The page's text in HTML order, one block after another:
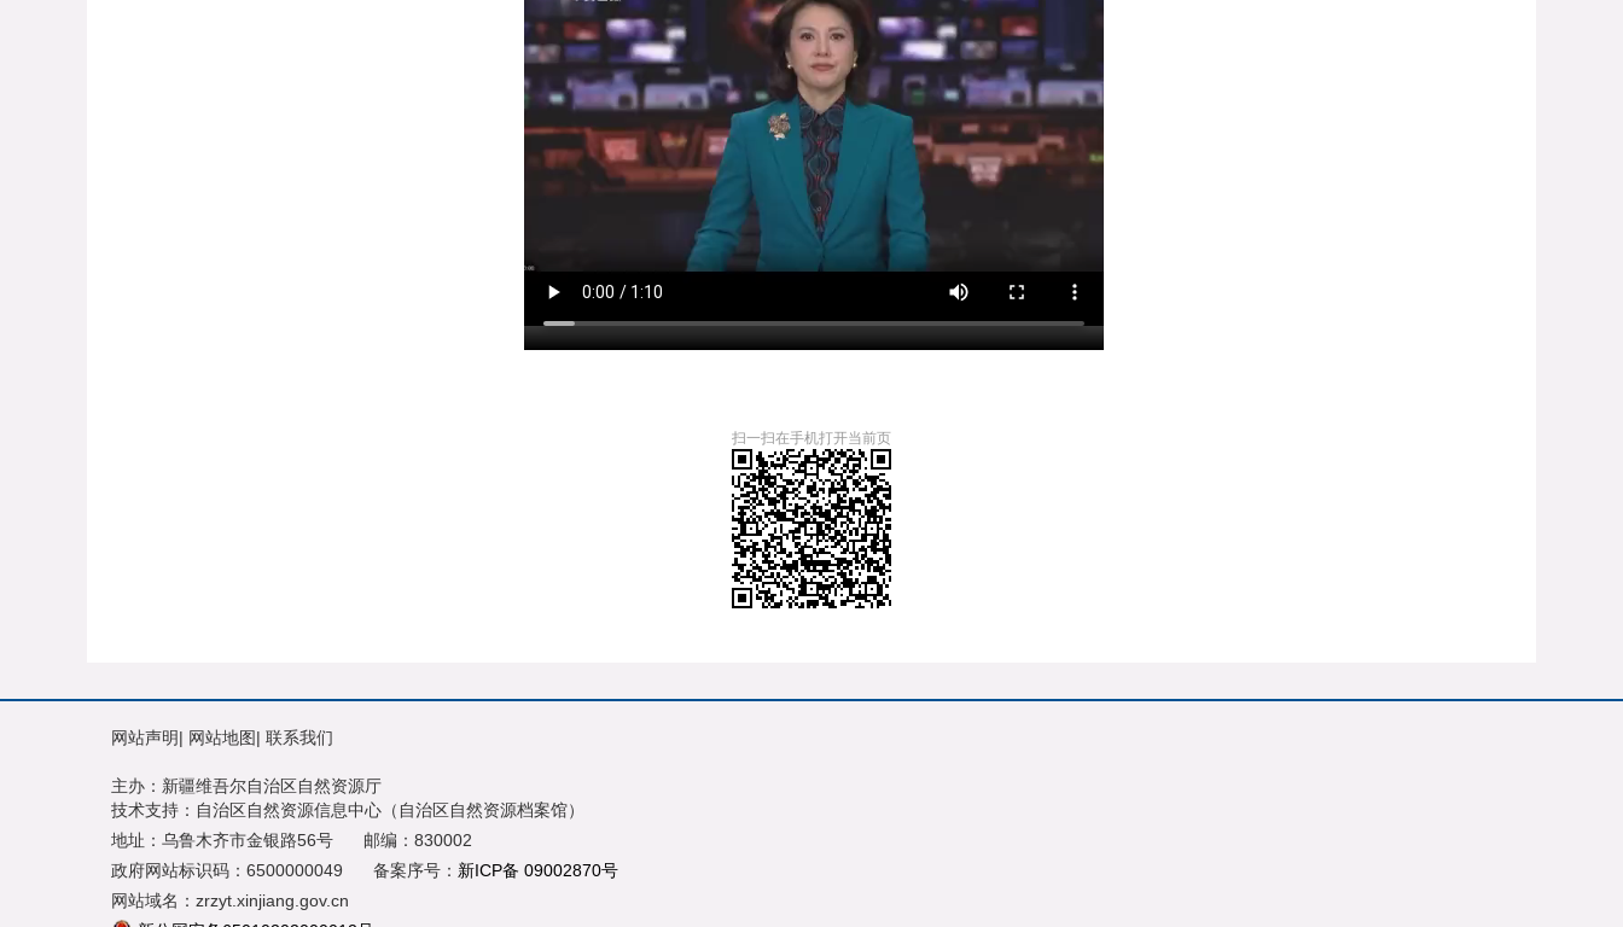
扫一扫在手机打开当前页
网站声明| 网站地图| 联系我们
主办：新疆维吾尔自治区自然资源厅
技术支持：自治区自然资源信息中心（自治区自然资源档案馆）
地址：乌鲁木齐市金银路56号
邮编：830002
政府网站标识码：6500000049
备案序号： 新ICP备 09002870号
网站域名：zrzyt.xinjiang.gov.cn